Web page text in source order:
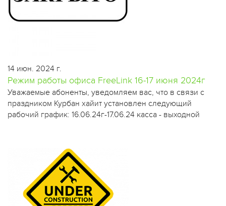
14 июн. 2024 г.
Режим работы офиса FreeLink 16-17 июня 2024г
​Уважаемые абоненты, уведомляем вас, что в связи с
праздником Курбан хайит установлен следующий
рабочий график: 16.06.24г-17.06.24 касса - выходной